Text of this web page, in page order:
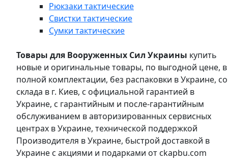
Рюкзаки тактические
Свистки тактические
Сумки тактические
Товары для Вооруженных Сил Украины купить
новые и оригинальные товары, по выгодной цене, в
полной комплектации, без распаковки в Украине, со
склада в г. Киев, с официальной гарантией в
Украине, с гарантийным и после-гарантийным
обслуживанием в авторизированных сервисных
центрах в Украине, технической поддержкой
Производителя в Украине, быстрой доставкой в
Украине с акциями и подарками от ckapbu.com